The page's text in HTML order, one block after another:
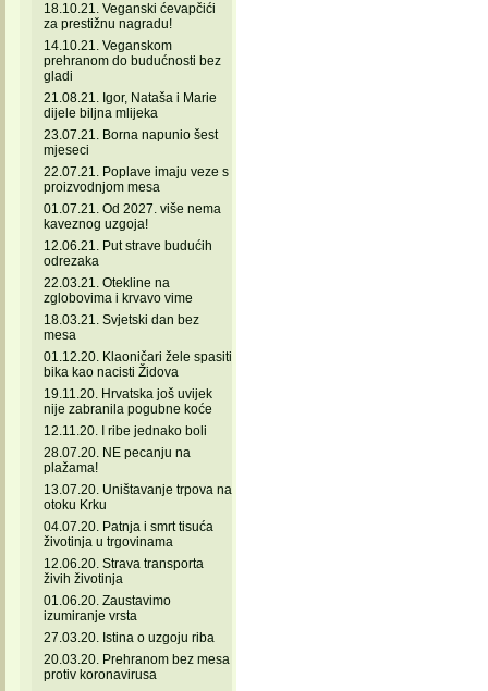
18.10.21. Veganski ćevapčići
za prestižnu nagradu!
14.10.21. Veganskom
prehranom do budućnosti bez
gladi
21.08.21. Igor, Nataša i Marie
dijele biljna mlijeka
23.07.21. Borna napunio šest
mjeseci
22.07.21. Poplave imaju veze s
proizvodnjom mesa
01.07.21. Od 2027. više nema
kaveznog uzgoja!
12.06.21. Put strave budućih
odrezaka
22.03.21. Otekline na
zglobovima i krvavo vime
18.03.21. Svjetski dan bez
mesa
01.12.20. Klaoničari žele spasiti
bika kao nacisti Židova
19.11.20. Hrvatska još uvijek
nije zabranila pogubne koće
12.11.20. I ribe jednako boli
28.07.20. NE pecanju na
plažama!
13.07.20. Uništavanje trpova na
otoku Krku
04.07.20. Patnja i smrt tisuća
životinja u trgovinama
12.06.20. Strava transporta
živih životinja
01.06.20. Zaustavimo
izumiranje vrsta
27.03.20. Istina o uzgoju riba
20.03.20. Prehranom bez mesa
protiv koronavirusa